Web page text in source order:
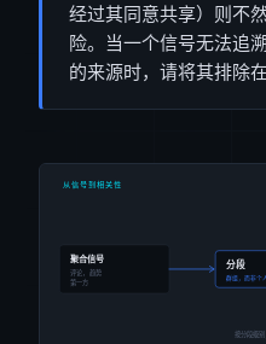
经过其同意共享）则不
险。当一个信号无法追
的来源时，请将其排除在